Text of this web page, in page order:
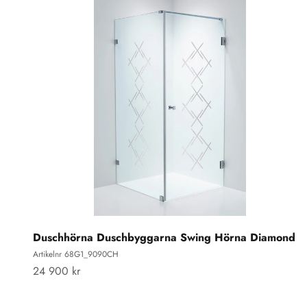
Duschhörna Duschbyggarna Swing Hörna Diamond
Artikelnr 68G1_9090CH
REA-pris
24 900 kr